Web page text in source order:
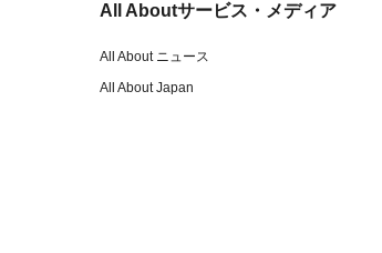
All Aboutサービス・メディア
All About ニュース
All About Japan